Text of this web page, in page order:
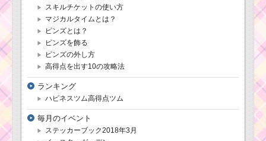
スキルチケットの使い方
マジカルタイムとは？
ピンズとは？
ピンズを飾る
ピンズの外し方
高得点を出す10の攻略法
ランキング
ハピネスツム高得点ツム
毎月のイベント
ステッカーブック2018年3月